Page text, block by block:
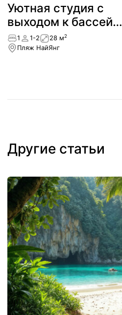
Уютная студия с
выходом к бассейну
— NEW!
1 1-2 28 м2
Пляж НайЯнг
Другие статьи